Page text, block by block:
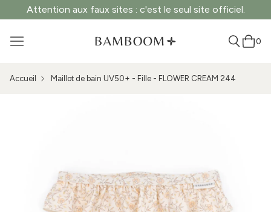
Attention aux faux sites : c'est le seul site officiel.
0
Accueil Maillot de bain UV50+ - Fille - FLOWER CREAM 244